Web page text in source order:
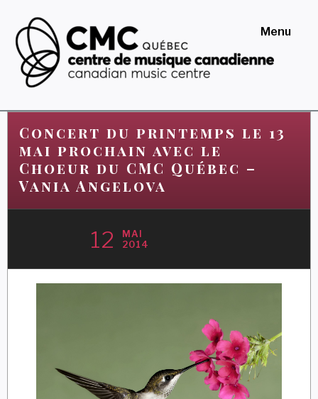
content
Menu
Concert du printemps le 13
mai prochain avec le
Choeur du CMC Québec –
Vania Angelova
12
MAI
2014